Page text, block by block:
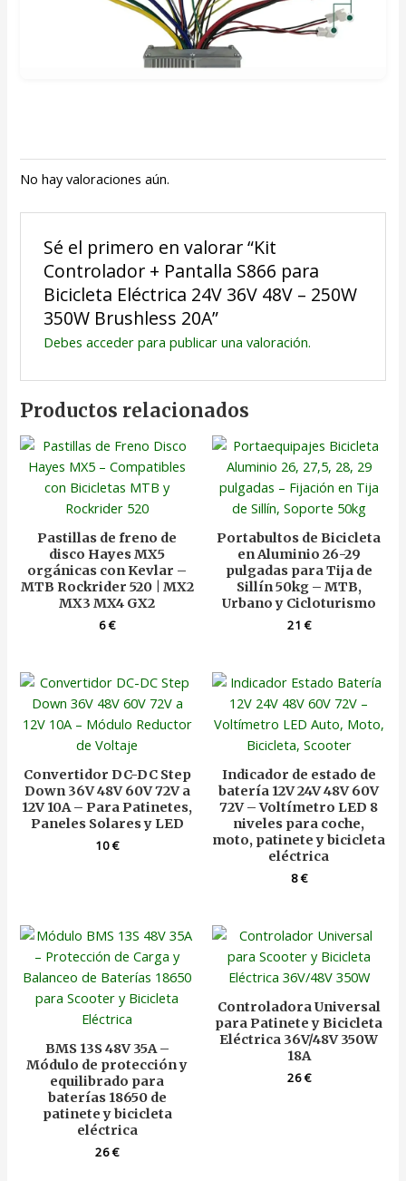
No hay valoraciones aún.
Sé el primero en valorar “Kit
Controlador + Pantalla S866 para
Bicicleta Eléctrica 24V 36V 48V – 250W
350W Brushless 20A”
Debes accederpara publicar una valoración.
Productos relacionados
Pastillas de freno de
disco Hayes MX5
orgánicas con Kevlar –
MTB Rockrider 520 | MX2
MX3 MX4 GX2
6€
Portabultos de Bicicleta
en Aluminio 26-29
pulgadas para Tija de
Sillín 50kg – MTB,
Urbano y Cicloturismo
21€
Convertidor DC-DC Step
Down 36V 48V 60V 72V a
12V 10A – Para Patinetes,
Paneles Solares y LED
10€
Indicador de estado de
batería 12V 24V 48V 60V
72V – Voltímetro LED 8
niveles para coche,
moto, patinete y bicicleta
eléctrica
8€
BMS 13S 48V 35A –
Módulo de protección y
equilibrado para
baterías 18650 de
patinete y bicicleta
eléctrica
26€
Controladora Universal
para Patinete y Bicicleta
Eléctrica 36V/48V 350W
18A
26€